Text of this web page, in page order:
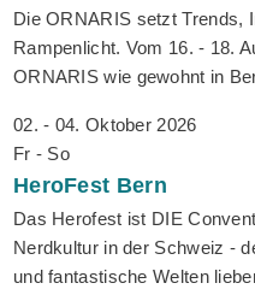
Die ORNARIS setzt Trends,
Rampenlicht. Vom 16. - 18.
ORNARIS wie gewohnt in
02. - 04. Oktober 2026
Fr - So
HeroFest Bern
Das Herofest ist DIE
Nerdkultur in der Schweiz -
und fantastische Welten